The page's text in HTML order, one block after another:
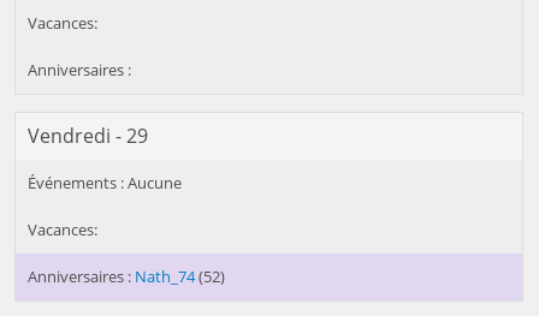
Vendredi - 29
Nath_74(52)